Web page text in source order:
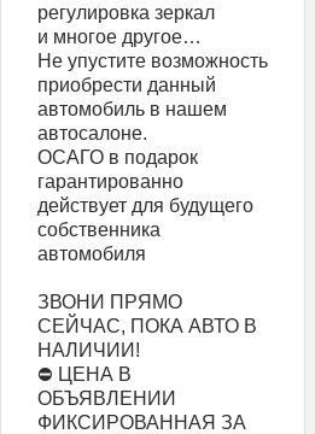
регулировка зеркал
и многое другое…
Не упустите возможность
приобрести данный
автомобиль в нашем
автосалоне.
ОСАГО в подарок
гарантированно
действует для будущего
собственника
автомобиля
ЗВОНИ ПРЯМО
СЕЙЧАС, ПОКА АВТО В
НАЛИЧИИ!
⛔ ЦЕНА В
ОБЪЯВЛЕНИИ
ФИКСИРОВАННАЯ ЗА